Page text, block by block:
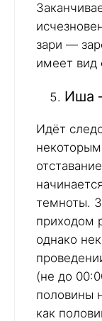
зари —
имеет вид
Иша
Идёт
темноты.
приходом
однако
(не до
половины
как